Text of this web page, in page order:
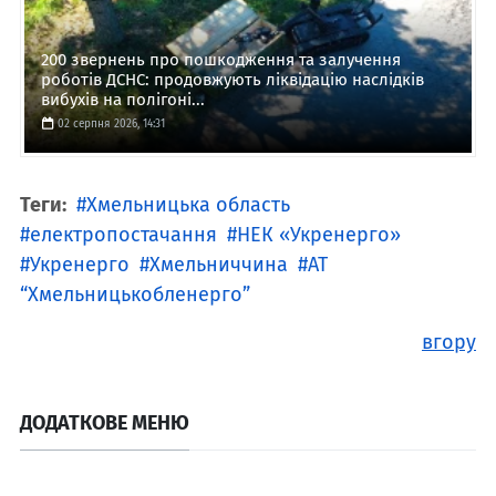
200 звернень про пошкодження та залучення
роботів ДСНС: продовжують ліквідацію наслідків
вибухів на полігоні...
02 серпня 2026, 14:31
Теги:
Хмельницька область
електропостачання
НЕК «Укренерго»
Укренерго
Хмельниччина
АТ
“Хмельницькобленерго”
вгору
ДОДАТКОВЕ МЕНЮ